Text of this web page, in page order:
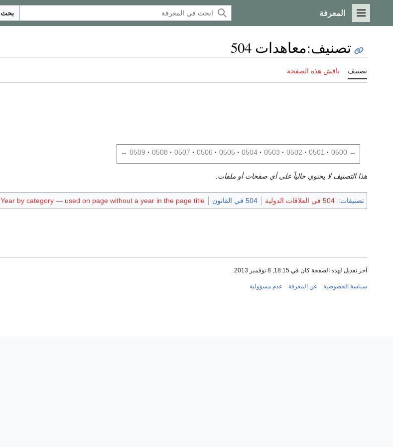
القائمة الرئيسية
المعرفة بحث
تصنيف:معاهدات 504
تصنيف ناقش هذه الصفحة
→
0500
0501
0502
0503
0504
0505
0506
0507
0508
0509
←
هذا التصنيف لا يحتوي حالياً على أي صفحات أو ملفات.
تصنيفات: 504 في العلاقات الدولية 504 في القانون Year by category — used on page without a year in the page title
آخر تعديل لهذه الصفحة كان في 18:15, 8 نوفمبر 2013.
سياسة الخصوصية عن المعرفة عدم مسؤولية